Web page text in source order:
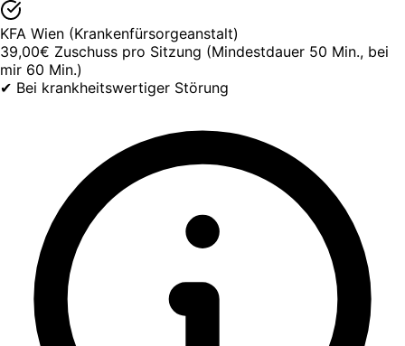
KFA Wien (Krankenfürsorgeanstalt)
39,00€ Zuschuss pro Sitzung (Mindestdauer 50 Min., bei
mir 60 Min.)
✔ Bei krankheitswertiger Störung